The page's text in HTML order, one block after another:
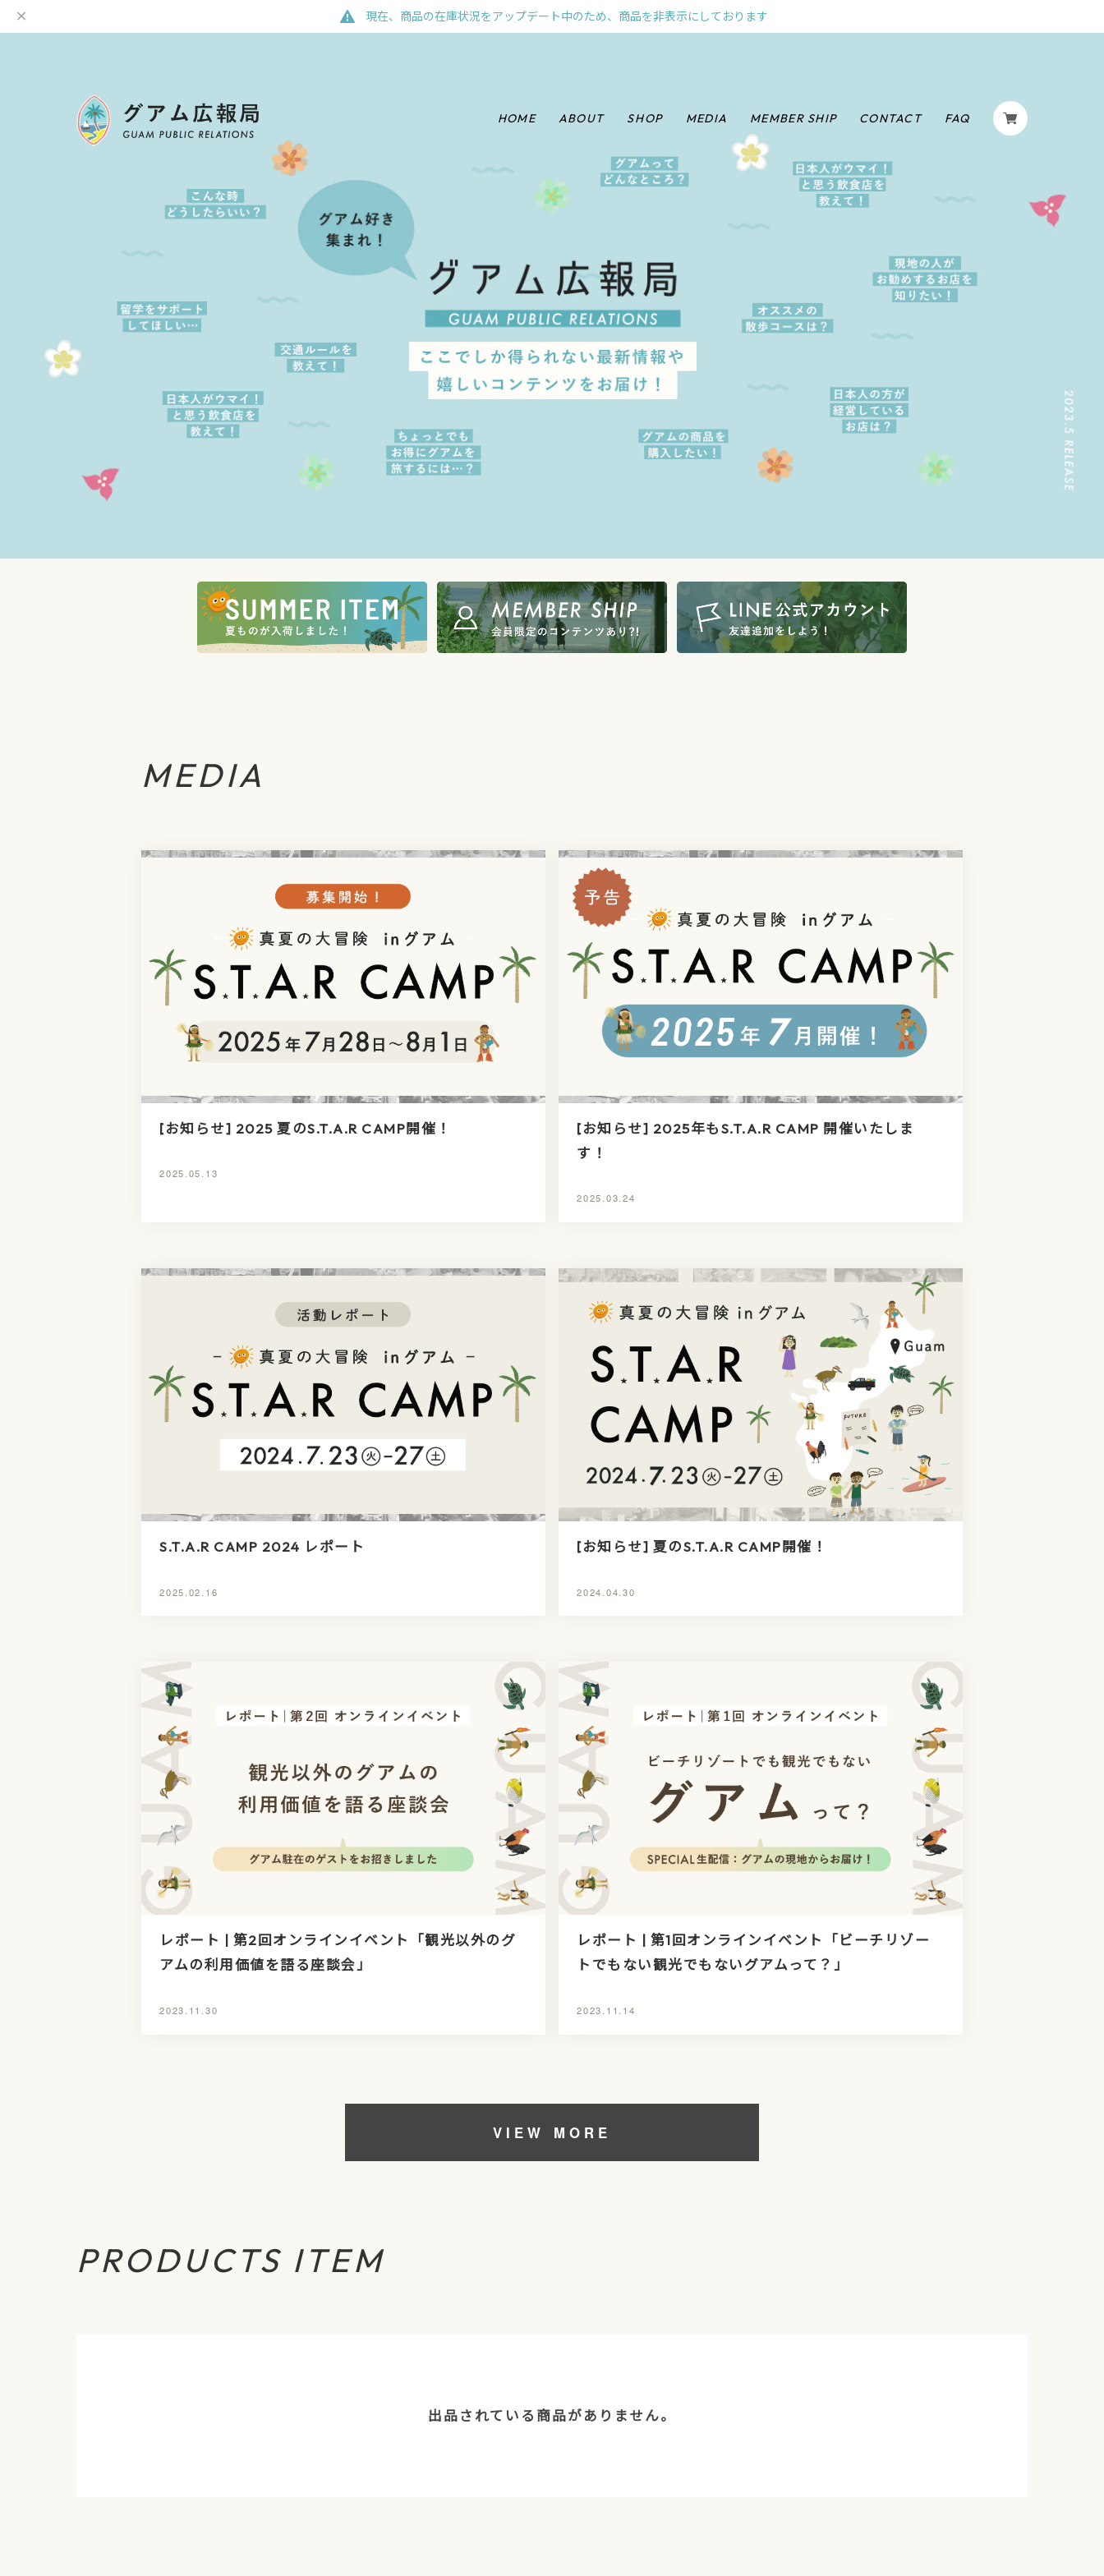
現在、商品の在庫状況をアップデート中のため、商品を非表示にしております
HOME ABOUT SHOP MEDIA MEMBER SHIP CONTACT FAQ
MEDIA
[お知らせ] 2025 夏のS.T.A.R CAMP開催！
2025.05.13
[お知らせ] 2025年もS.T.A.R CAMP 開催いたしま
す！
2025.03.24
S.T.A.R CAMP 2024 レポート
2025.02.16
[お知らせ] 夏のS.T.A.R CAMP開催！
2024.04.30
レポート | 第2回オンラインイベント「観光以外のグ
アムの利用価値を語る座談会」
2023.11.30
レポート | 第1回オンラインイベント「ビーチリゾー
トでもない観光でもないグアムって？」
2023.11.14
VIEW MORE
PRODUCTS ITEM
出品されている商品がありません。